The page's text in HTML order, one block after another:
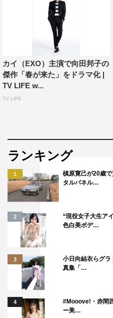
カイ（EXO）主演で向田邦子の
傑作「春が来た」をドラマ化 |
TV LIFE w...
TV LIFE
ランキング
1
槙原寛己が20歳
タルパネル…
2
“現役女子大生ア
色白美ボデ…
3
小日向結衣らグラ
真集「…
4
#Mooove!・赤間
ー美…